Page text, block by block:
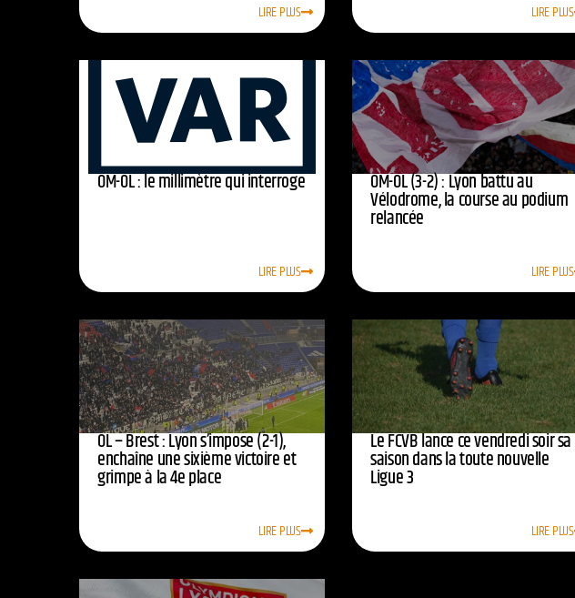
LIRE PLUS LIRE PLUS
OM-OL : le millimètre qui interroge
LIRE PLUS
OM-OL (3-2) : Lyon battu au
Vélodrome, la course au podium
relancée
LIRE PLUS
OL – Brest : Lyon s’impose (2-1),
enchaîne une sixième victoire et
grimpe à la 4e place
LIRE PLUS
Le FCVB lance ce vendredi soir sa
saison dans la toute nouvelle
Ligue 3
LIRE PLUS